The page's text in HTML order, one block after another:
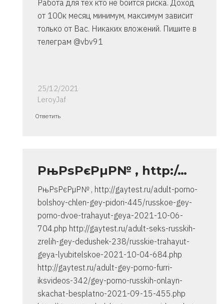
Работа для тех кто не боится риска. Доход
от 100к месяц минимум, максимум зависит
только от Вас. Никаких вложений. Пишите в
телеграм @vbv91
25/12/2021
LeroyJaf
Ответ
очень
Владимир
Ответить
РњРѕРєРµР№ , http:/…
РњРѕРєРµР№ , http://gaytest.ru/adult-porno-
bolshoy-chlen-gey-pidori-445/russkoe-gey-
porno-dvoe-trahayut-geya-2021-10-06-
704.php http://gaytest.ru/adult-seks-russkih-
zrelih-gey-dedushek-238/russkie-trahayut-
geya-lyubitelskoe-2021-10-04-684.php
http://gaytest.ru/adult-gey-porno-furri-
iksvideos-342/gey-porno-russkih-onlayn-
skachat-besplatno-2021-09-15-455.php